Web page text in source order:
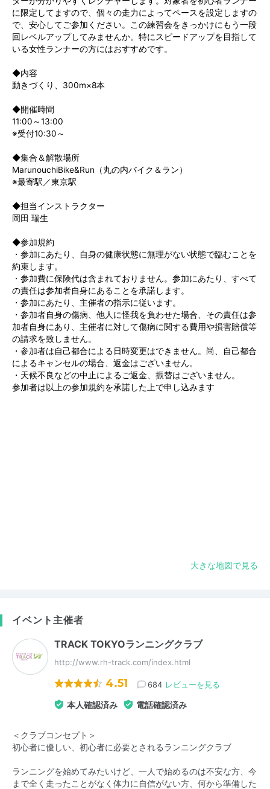
に限定してますので、個々の走力によってペースを設定しますの
で、安心してご参加ください。この練習会をきっかけにもう一段
回レベルアップしてみませんか。特にスピードアップを目指して
いる女性ランナーの方にはおすすめです。
◆内容
動きづくり、300m×8本
◆開催時間
11:00～13:00
※受付10:30～
◆集合＆解散場所
MarunouchiBike&Run（丸の内バイク＆ラン）
※最寄駅／東京駅
◆担当インストラクター
岡田 瑞生
◆参加規約
・参加にあたり、自身の健康状態に無理がない状態で臨むことを
約束します。
・参加費に保険代は含まれておりません。参加にあたり、すべて
の責任は参加者自身にあることを承諾します。
・参加にあたり、主催者の指示に従います。
・参加者自身の傷病、他人に怪我を負わせた場合、その責任は参
加者自身にあり、主催者に対して傷病に関する費用や損害賠償等
の請求を致しません。
・参加者は自己都合による日時変更はできません。尚、自己都合
によるキャンセルの場合、返金はございません。
・天候不良などの中止によるご返金、振替はございません。
参加者は以上の参加規約を承諾した上で申し込みます
大きな地図で見る
イベント主催者
TRACK TOKYOランニングクラブ
http://www.rh-track.com/index.html
4.51 684 レビューを見る
本人確認済み 電話確認済み
＜クラブコンセプト＞
初心者に優しい、初心者に必要とされるランニングクラブ
ランニングを始めてみたいけど、一人で始めるのは不安な方、今
まで全く走ったことがなく体力に自信がない方、何から準備した